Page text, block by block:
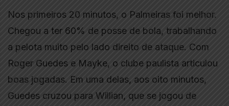
Nos primeiros 20 minutos, o Palmeiras foi melhor.
Chegou a ter 60% de posse de bola, trabalhando
a pelota muito pelo lado direito de ataque. Com
Roger Guedes e Mayke, o clube paulista articulou
boas jogadas. Em uma delas, aos oito minutos,
Guedes cruzou para Willian, que se jogou de